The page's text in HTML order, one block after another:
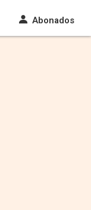
Abonados